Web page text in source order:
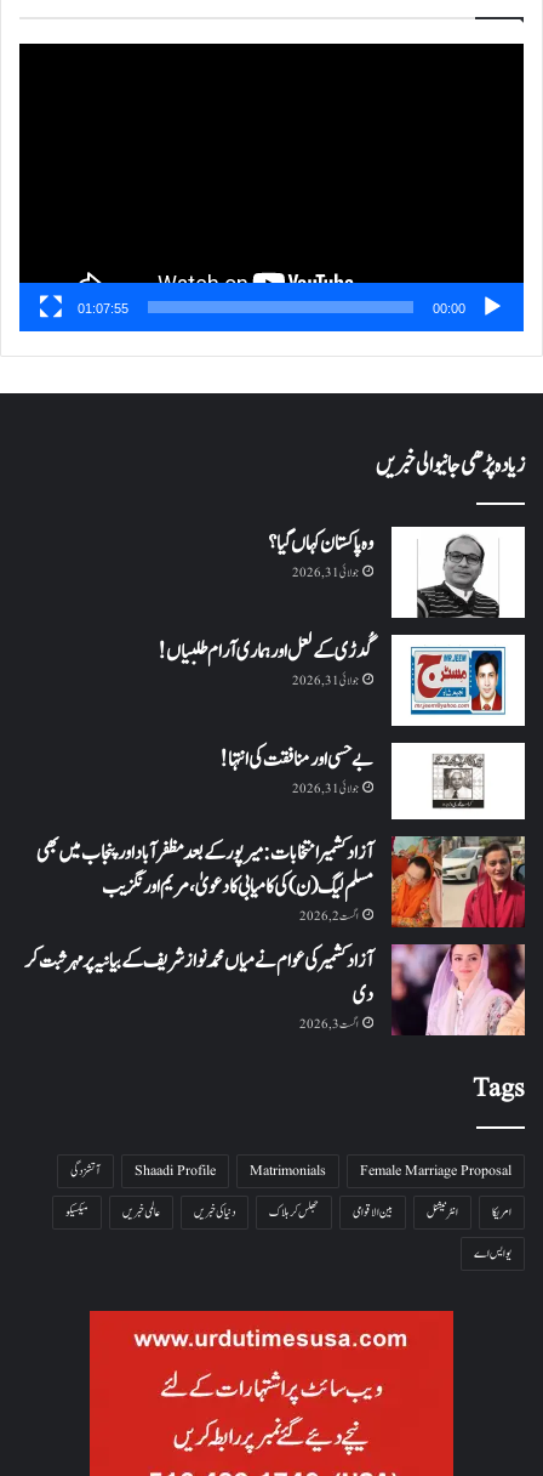
00:00
01:07:55
زیادہ پڑھی جانیوالی خبریں
وہ پاکستان کہاں گیا؟
جولائی 31, 2026
گُدڑی کے لعل اور ہماری آرام طلبیاں!
جولائی 31, 2026
بے حسی اور منافقت کی انتہا !
جولائی 31, 2026
آزاد کشمیر انتخابات: میرپور کے بعد مظفرآباد اور پنجاب میں بھی
مسلم لیگ (ن) کی کامیابی کا دعویٰ، مریم اورنگزیب
اگست 2, 2026
آزاد کشمیر کی عوام نے میاں محمد نواز شریف کے بیانیہ پر مہر ثبت کر
دی
اگست 3, 2026
Tags
Female Marriage Proposal
Matrimonials
Shaadi Profile
آتشزدگی
امریکا
انٹرنیشنل بین الاقوامی جھلس کر ہلاک دنیا کی خبریں عالمی خبریں
میکسیکو
یو ایس اے